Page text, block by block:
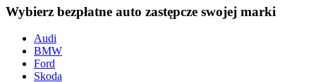
Wybierz bezpłatne auto zastępcze swojej marki
Audi
BMW
Ford
Skoda